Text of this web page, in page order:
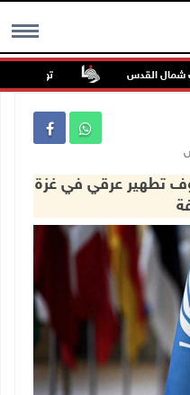
MENU
تواصل
تطهير عرقي في غزة